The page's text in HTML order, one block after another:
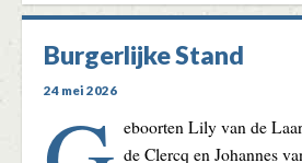
Burgerlijke Stand
24 mei 2026
eboorten Lily van de
de Clercq en Johannes